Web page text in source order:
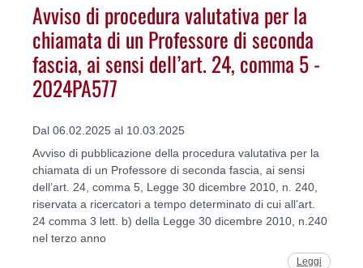
Avviso di procedura valutativa per la
chiamata di un Professore di seconda
fascia, ai sensi dell’art. 24, comma 5 -
2024PA577
Dal 06.02.2025 al 10.03.2025
Avviso di pubblicazione della procedura valutativa per la
chiamata di un Professore di seconda fascia, ai sensi
dell’art. 24, comma 5, Legge 30 dicembre 2010, n. 240,
riservata a ricercatori a tempo determinato di cui all’art.
24 comma 3 lett. b) della Legge 30 dicembre 2010, n.240
nel terzo anno
Leggi